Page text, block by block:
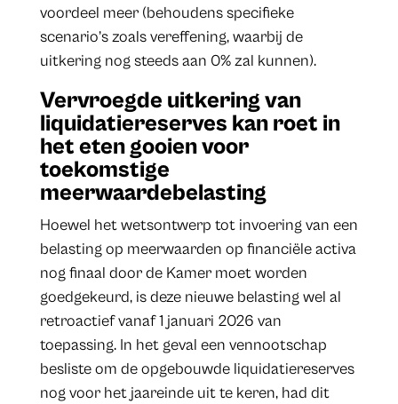
voordeel meer (behoudens specifieke
scenario’s zoals vereffening, waarbij de
uitkering nog steeds aan 0% zal kunnen).
Vervroegde uitkering van
liquidatiereserves kan roet in
het eten gooien voor
toekomstige
meerwaardebelasting
Hoewel het wetsontwerp tot invoering van een
belasting op meerwaarden op financiële activa
nog finaal door de Kamer moet worden
goedgekeurd, is deze nieuwe belasting wel al
retroactief vanaf 1 januari 2026 van
toepassing. In het geval een vennootschap
besliste om de opgebouwde liquidatiereserves
nog voor het jaareinde uit te keren, had dit